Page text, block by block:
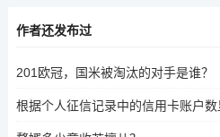
作者还发布过
201欧冠，国米被淘汰的对手是谁？
根据个人征信记录中的信用卡账户数